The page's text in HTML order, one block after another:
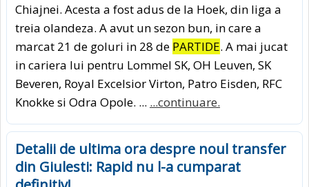
Chiajnei. Acesta a fost adus de la Hoek, din liga a
treia olandeza. A avut un sezon bun, in care a
marcat 21 de goluri in 28 de PARTIDE. A mai jucat
in cariera lui pentru Lommel SK, OH Leuven, SK
Beveren, Royal Excelsior Virton, Patro Eisden, RFC
Knokke si Odra Opole. ... ...continuare.
Detalii de ultima ora despre noul transfer
din Giulesti: Rapid nu l-a cumparat